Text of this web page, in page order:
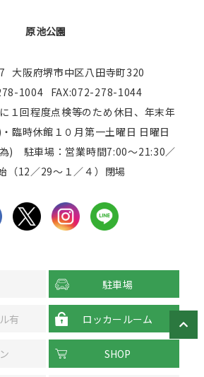
原池公園
大阪府堺市中区八田寺町320
1004 FAX:072-278-1044
１回程度点検等のため休日、年末年
臨時休館１０月第一土曜日 日曜日
為) 駐車場：営業時間7:00～21:30／
（12／29～１／４）閉場
駐車場
有 ロッカールーム
SHOP